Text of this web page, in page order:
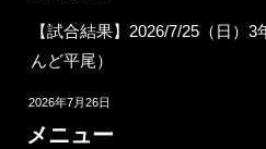
【試合結果】2026/7/25（日）
んど平尾）
2026年7月26日
メニュー